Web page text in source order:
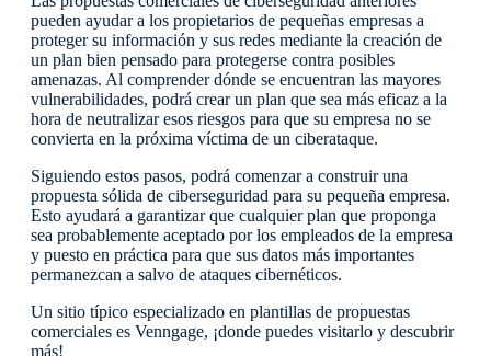
pueden ayudar a los propietarios de pequeñas empresas a
proteger su información y sus redes mediante la creación de
un plan bien pensado para protegerse contra posibles
amenazas. Al comprender dónde se encuentran las mayores
vulnerabilidades, podrá crear un plan que sea más eficaz a la
hora de neutralizar esos riesgos para que su empresa no se
convierta en la próxima víctima de un ciberataque.
Siguiendo estos pasos, podrá comenzar a construir una
propuesta sólida de ciberseguridad para su pequeña empresa.
Esto ayudará a garantizar que cualquier plan que proponga
sea probablemente aceptado por los empleados de la empresa
y puesto en práctica para que sus datos más importantes
permanezcan a salvo de ataques cibernéticos.
Un sitio típico especializado en plantillas de propuestas
comerciales es Venngage, ¡donde puedes visitarlo y descubrir
más!